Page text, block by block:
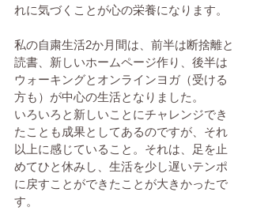
れに気づくことが心の栄養になります。
私の自粛生活2か月間は、前半は断捨離と
読書、新しいホームページ作り、後半は
ウォーキングとオンラインヨガ（受ける
方も）が中心の生活となりました。
いろいろと新しいことにチャレンジでき
たことも成果としてあるのですが、それ
以上に感じていること。それは、足を止
めてひと休みし、生活を少し遅いテンポ
に戻すことができたことが大きかったで
す。